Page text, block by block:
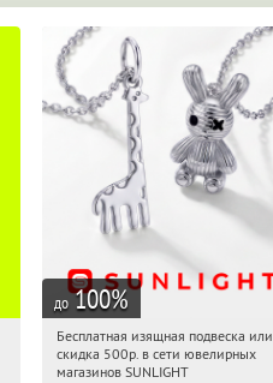
до 100%
11:45:42 Получили:
Россия
Бесплатная изящная подвеска или
скидка 500р. в сети ювелирных
магазинов SUNLIGHT